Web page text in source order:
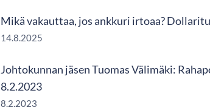
Mikä vakauttaa, jos ankkuri irtoaa?
14.8.2025
Johtokunnan jäsen Tuomas Välimäki:
8.2.2023
8.2.2023